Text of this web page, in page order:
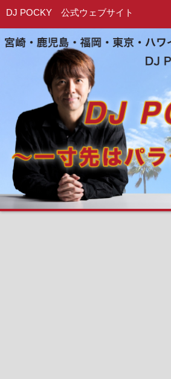
DJ POCKY 公式ウェブサイト